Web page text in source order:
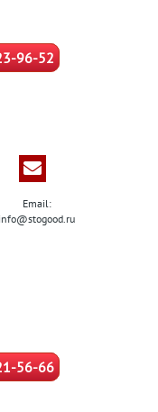
96-52
Email:
info@stogood.ru
56-66